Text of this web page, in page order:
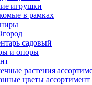
игрушки
в рамках
садовый
и опоры
растения
цветы ассортимент